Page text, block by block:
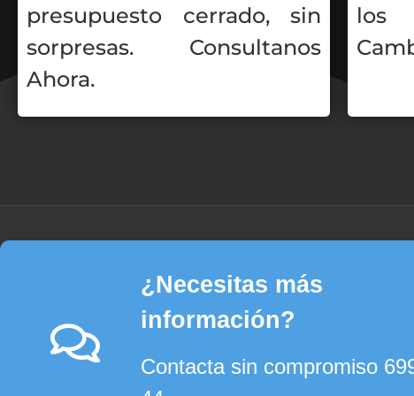
presupuesto cerrado, sin
sorpresas. Consultanos
Ahora.
los
¿Necesitas más
información?
Contacta sin compromiso